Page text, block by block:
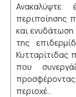
Ανακαλύψτε
περιποίησης
και ενυδάτωση
της
Κυτταρίτιδας
που
περιοχέ..